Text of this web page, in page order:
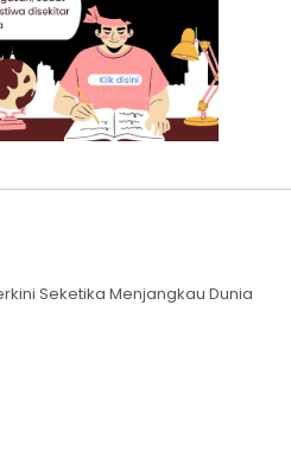
Seketika Menjangkau Dunia